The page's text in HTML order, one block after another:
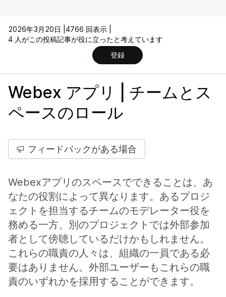
2026年3月20日 | 4766 回表示 |
4 人がこの投稿記事が役に立ったと考えています
登録
Webex アプリ | チームとス
ペースのロール
フィードバックがある場合
Webexアプリのスペースでできることは、あ
なたの役割によって異なります。あるプロジ
ェクトを担当するチームのモデレーター役を
務める一方、別のプロジェクトでは外部参加
者として傍聴しているだけかもしれません。
これらの職責の人々は、組織の一員である必
要はありません。外部ユーザーもこれらの職
責のいずれかを採用することができます。